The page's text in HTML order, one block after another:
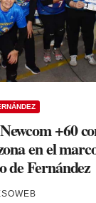
+60
en el
de Fernández